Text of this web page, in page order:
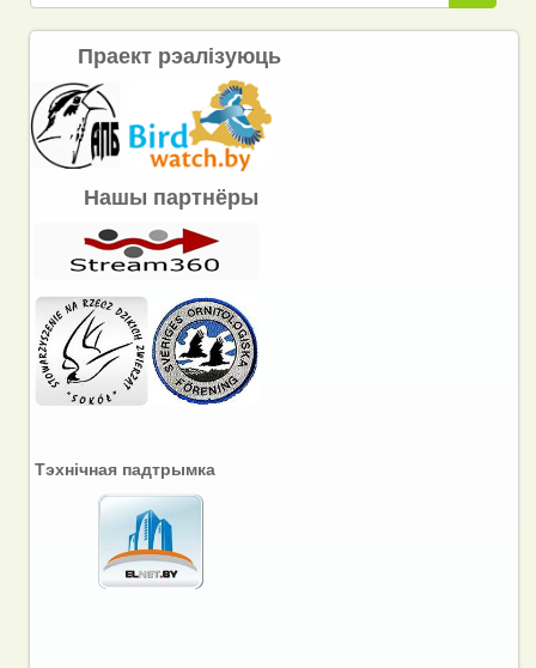
Праект рэалізуюць
Нашы партнёры
Тэхнічная падтрымка